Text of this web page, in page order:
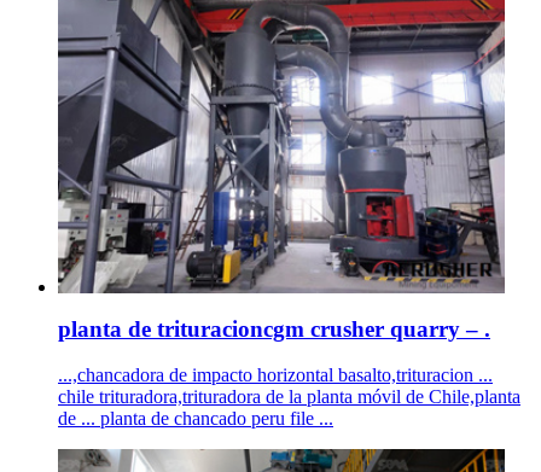
planta de trituracioncgm crusher quarry – .
...,chancadora de impacto horizontal basalto,trituracion ...
chile trituradora,trituradora de la planta móvil de Chile,planta
de ... planta de chancado peru file ...